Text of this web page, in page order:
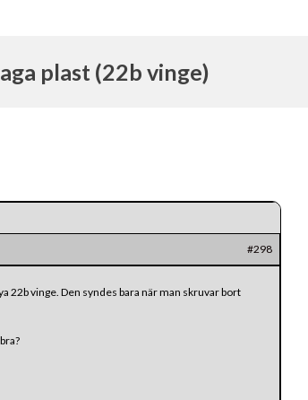
plast (22b vinge)
#298
22b vinge. Den syndes bara när man skruvar bort